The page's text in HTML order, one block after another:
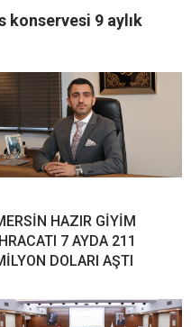
konservesi 9 aylık
HAZIR GİYİM
7 AYDA 211
DOLARI AŞTI